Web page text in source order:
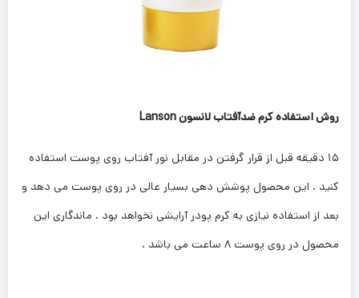
روش استفاده کرم ضدآفتاب لانسون Lanson
۱۵ دقیقه قبل از قرار گرفتن در مقابل نور آفتاب روی پوست استفاده
کنید . این محصول پوشش دهی بسیار عالی در روی پوست می دهد و
بعد از استفاده نیازی به کرم پودر آرایشی نخواهد بود . ماندگاری این
محصول در روی پوست ۸ ساعت می باشد .